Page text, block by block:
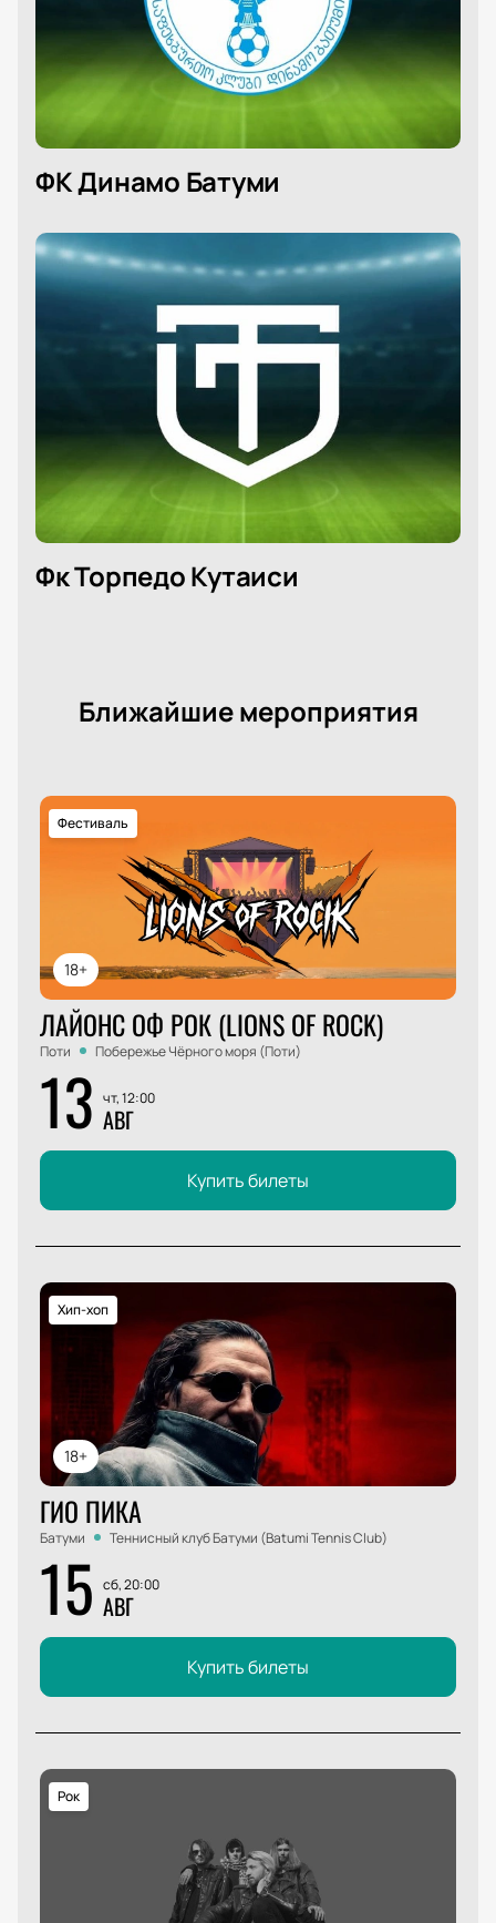
ФК Динамо Батуми
Фк Торпедо Кутаиси
Ближайшие мероприятия
18+
Фестиваль
ЛАЙОНС ОФ РОК (LIONS OF ROCK)
Поти Побережье Чёрного моря (Поти)
13 чт, 12:00
АВГ
Купить билеты
18+
Хип-хоп
ГИО ПИКА
Батуми Теннисный клуб Батуми (Batumi Tennis Club)
15 сб, 20:00
АВГ
Купить билеты
Рок